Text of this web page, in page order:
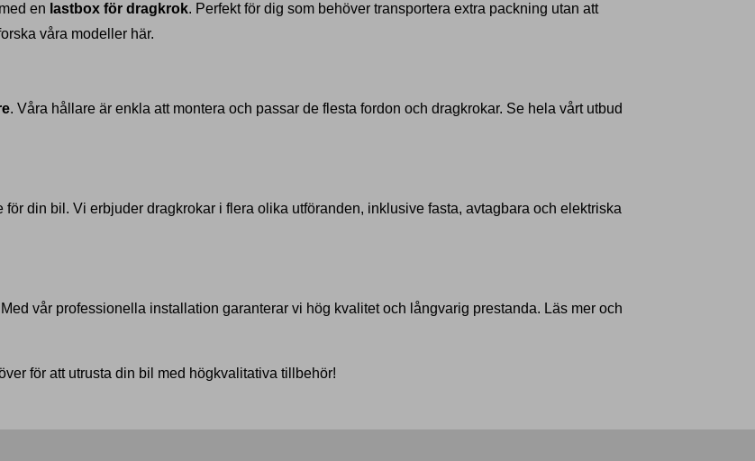
en lastbox för dragkrok. Perfekt för dig som behöver transportera extra packning utan att
våra modeller här.
. Våra hållare är enkla att montera och passar de flesta fordon och dragkrokar. Se hela vårt utbud
för din bil. Vi erbjuder dragkrokar i flera olika utföranden, inklusive fasta, avtagbara och elektriska
vår professionella installation garanterar vi hög kvalitet och långvarig prestanda. Läs mer och
för att utrusta din bil med högkvalitativa tillbehör!